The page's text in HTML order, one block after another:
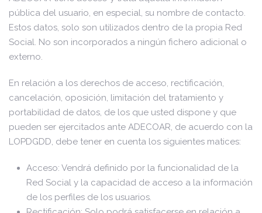
pública del usuario, en especial, su nombre de contacto.
Estos datos, solo son utilizados dentro de la propia Red
Social. No son incorporados a ningún fichero adicional o
externo.
En relación a los derechos de acceso, rectificación,
cancelación, oposición, limitación del tratamiento y
portabilidad de datos, de los que usted dispone y que
pueden ser ejercitados ante ADECOAR, de acuerdo con la
LOPDGDD, debe tener en cuenta los siguientes matices:
Acceso: Vendrá definido por la funcionalidad de la
Red Social y la capacidad de acceso a la información
de los perfiles de los usuarios.